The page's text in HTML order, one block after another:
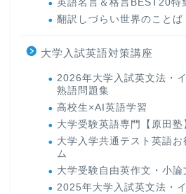
英語名言＆格言BEST20特
翻訳しづらい世界のことば
大学入試英語対策講座
2026年大学入試英文法・
熟語問題集
高校生×AI英語学習
大学受験英語専門【原田塾
大学入学共通テスト英語
ム
大学受験自由英作文・小論
2025年大学入試英文法・